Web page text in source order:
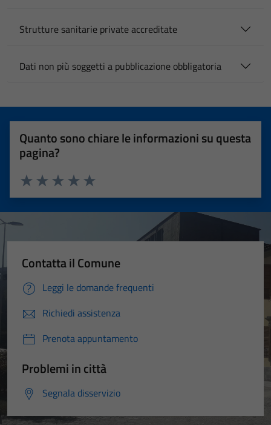
Strutture sanitarie private accreditate
Dati non più soggetti a pubblicazione obbligatoria
Quanto sono chiare le informazioni su questa
pagina?
Valuta 5 stelle su 5
Valuta 4 stelle su 5
Valuta 3 stelle su 5
Valuta 2 stelle su 5
Valuta 1 stelle su 5
Contatta il Comune
Leggi le domande frequenti
Richiedi assistenza
Prenota appuntamento
Problemi in città
Segnala disservizio